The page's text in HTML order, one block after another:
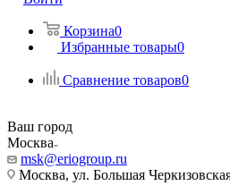
Корзина0
Избранные товары0
Сравнение товаров0
Ваш город
Москва
msk@eriogroup.ru
Москва, ул. Большая